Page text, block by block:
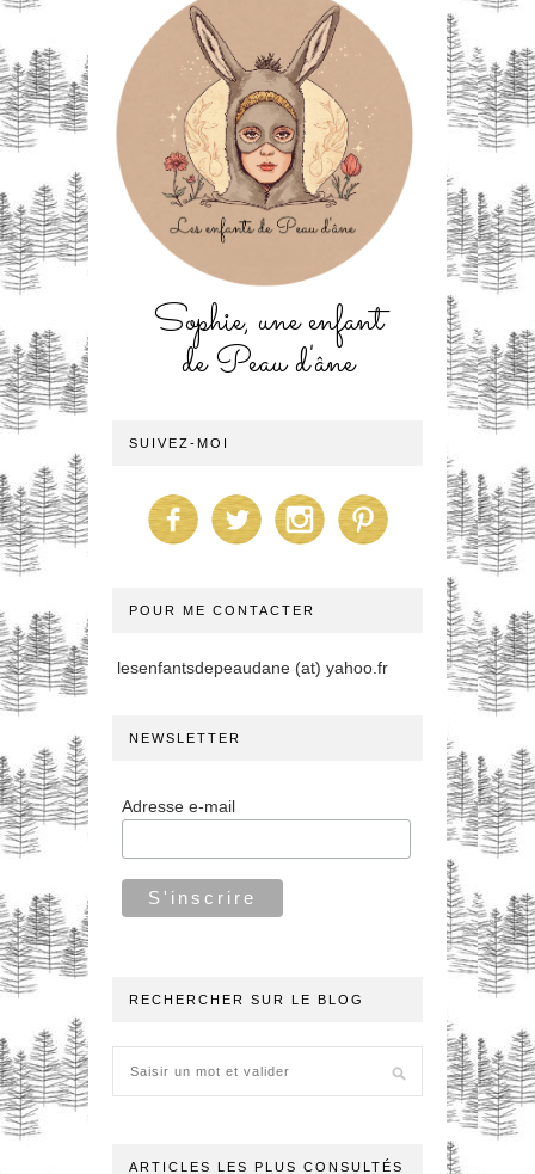
Sophie, une enfant
de Peau d'âne
SUIVEZ-MOI
POUR ME CONTACTER
lesenfantsdepeaudane (at) yahoo.fr
NEWSLETTER
Adresse e-mail
RECHERCHER SUR LE BLOG
ARTICLES LES PLUS CONSULTÉS